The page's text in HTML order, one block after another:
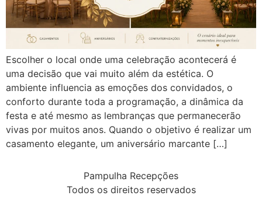
Escolher o local onde uma celebração acontecerá é
uma decisão que vai muito além da estética. O
ambiente influencia as emoções dos convidados, o
conforto durante toda a programação, a dinâmica da
festa e até mesmo as lembranças que permanecerão
vivas por muitos anos. Quando o objetivo é realizar um
casamento elegante, um aniversário marcante […]
Pampulha Recepções
Todos os direitos reservados